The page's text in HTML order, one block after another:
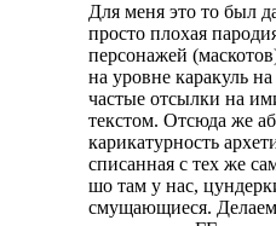
Для меня это то был
просто плохая
персонажей
на уровне каракуль
частые отсылки на
текстом. Отсюда же
карикатурность
списанная с тех же
шо там у нас,
смущающиеся.